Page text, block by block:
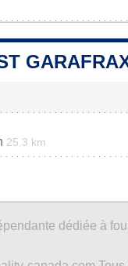
25.3 km
dédiée à